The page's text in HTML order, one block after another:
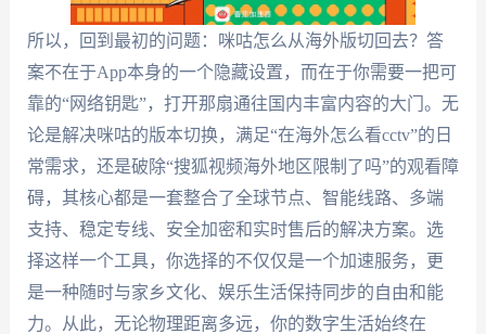
所以，回到最初的问题：咪咕怎么从海外版切回去？答
案不在于App本身的一个隐藏设置，而在于你需要一把可
靠的“网络钥匙”，打开那扇通往国内丰富内容的大门。无
论是解决咪咕的版本切换，满足“在海外怎么看cctv”的日
常需求，还是破除“搜狐视频海外地区限制了吗”的观看障
碍，其核心都是一套整合了全球节点、智能线路、多端
支持、稳定专线、安全加密和实时售后的解决方案。选
择这样一个工具，你选择的不仅仅是一个加速服务，更
是一种随时与家乡文化、娱乐生活保持同步的自由和能
力。从此，无论物理距离多远，你的数字生活始终在